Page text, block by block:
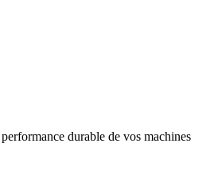
durable de vos machines